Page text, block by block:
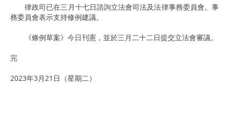
律政司已在三月十七日諮詢立法會司法及法律事務委員會。事
務委員會表示支持修例建議。
《條例草案》今日刊憲，並於三月二十二日提交立法會審議。
完
2023年3月21日（星期二）